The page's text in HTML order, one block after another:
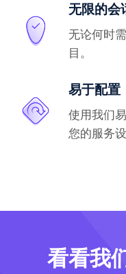
无限的会
无论何时
目。
易于配置
使用我们
您的服务设
看看我